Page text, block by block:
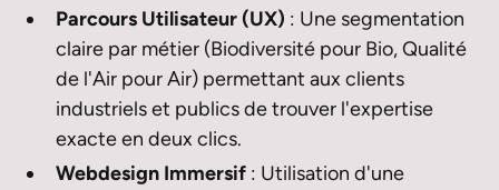
Parcours Utilisateur (UX) : Une segmentation
claire par métier (Biodiversité pour Bio, Qualité
de l'Air pour Air) permettant aux clients
industriels et publics de trouver l'expertise
exacte en deux clics.
Webdesign Immersif : Utilisation d'une